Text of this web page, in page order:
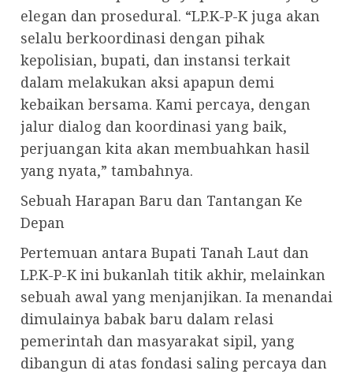
elegan dan prosedural. “LP.K-P-K juga akan
selalu berkoordinasi dengan pihak
kepolisian, bupati, dan instansi terkait
dalam melakukan aksi apapun demi
kebaikan bersama. Kami percaya, dengan
jalur dialog dan koordinasi yang baik,
perjuangan kita akan membuahkan hasil
yang nyata,” tambahnya.
Sebuah Harapan Baru dan Tantangan Ke
Depan
Pertemuan antara Bupati Tanah Laut dan
LP.K-P-K ini bukanlah titik akhir, melainkan
sebuah awal yang menjanjikan. Ia menandai
dimulainya babak baru dalam relasi
pemerintah dan masyarakat sipil, yang
dibangun di atas fondasi saling percaya dan